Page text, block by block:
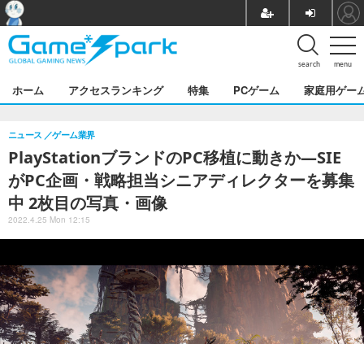
menu
search
ホーム アクセスランキング 特集 PCゲーム 家庭用ゲー
PlayStationブランドのPC移植に動きか―SIE
がPC企画・戦略担当シニアディレクターを募集
中 2枚目の写真・画像
ニュース ゲーム業界
2022.4.25 Mon 12:15